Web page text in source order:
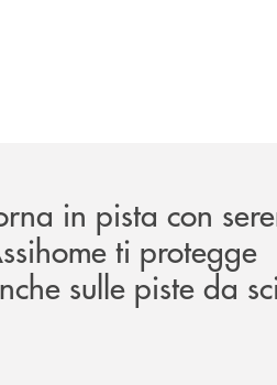
in pista con
ti protegge
sulle piste da